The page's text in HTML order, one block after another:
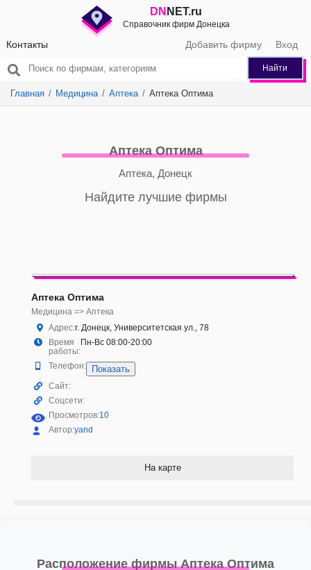
DN NET.ru
Справочник фирм Донецка
Контакты Добавить фирму Вход
Найти
Главная Медицина Аптека Аптека Оптима
Аптека Оптима
Аптека, Донецк
Найдите лучшие фирмы
Аптека Оптима
Медицина => Аптека
Адрес:г. Донецк, Университетская ул., 78
Время
работы:
Пн-Вс 08:00-20:00
Телефон: Показать
Сайт:
Соцсети:
Просмотров:10
Автор:yand
На карте
Расположение фирмы Аптека Оптима